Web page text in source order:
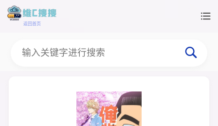
返回首页